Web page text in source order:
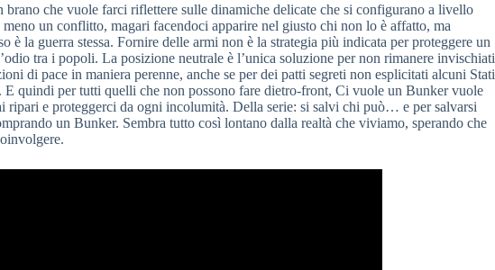
che vuole farci riflettere sulle dinamiche delicate che si configurano a livello
un conflitto, magari facendoci apparire nel giusto chi non lo è affatto, ma
è la guerra stessa. Fornire delle armi non è la strategia più indicata per proteggere un
tra i popoli. La posizione neutrale è l’unica soluzione per non rimanere invischiati
di pace in maniera perenne, anche se per dei patti segreti non esplicitati alcuni Stati
E quindi per tutti quelli che non possono fare dietro-front, Ci vuole un Bunker vuole
ripari e proteggerci da ogni incolumità. Della serie: si salvi chi può… e per salvarsi
un Bunker. Sembra tutto così lontano dalla realtà che viviamo, sperando che